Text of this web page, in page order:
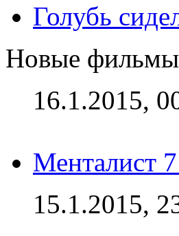
Голубь
Новые
16.1.2015,
Менталист
15.1.2015,